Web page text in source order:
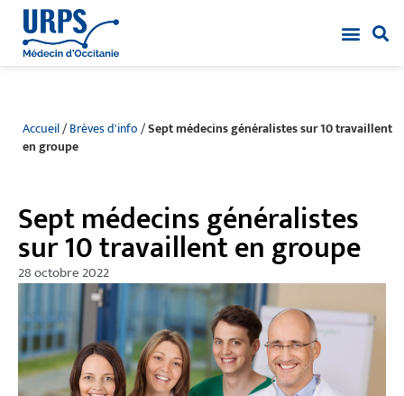
Accueil/Brèves d'info/Sept médecins généralistes sur 10 travaillent
en groupe
Sept médecins généralistes
sur 10 travaillent en groupe
28 octobre 2022